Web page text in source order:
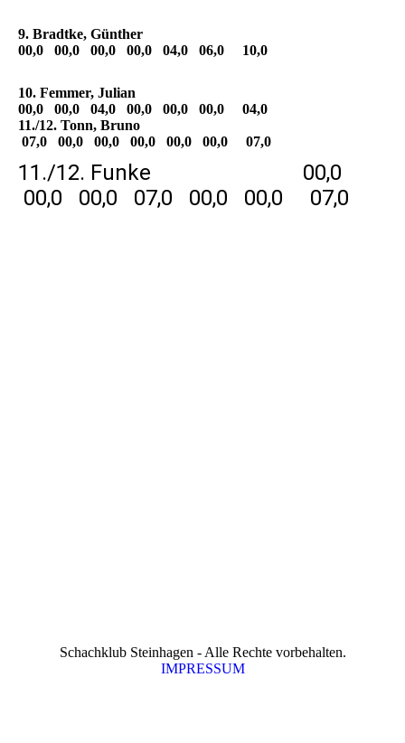
9. Bradtke, Günther
00,0 00,0 00,0 00,0 04,0 06,0 10,0
10. Femmer, Julian
00,0 00,0 04,0 00,0 00,0 00,0 04,0
11./12. Tonn, Bruno
07,0 00,0 00,0 00,0 00,0 00,0 07,0
11./12. Funke 00,0
00,0 00,0 07,0 00,0 00,0 07,0
Schachklub Steinhagen - Alle Rechte vorbehalten.
IMPRESSUM